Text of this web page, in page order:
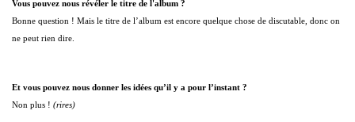
Vous pouvez nous révéler le titre de l'album ?
Bonne question ! Mais le titre de l’album est encore quelque chose de discutable, donc on
ne peut rien dire.
Et vous pouvez nous donner les idées qu’il y a pour l’instant ?
Non plus ! (rires)